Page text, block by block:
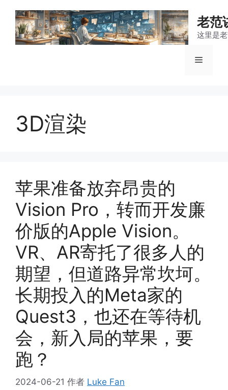
老范
这里是
菜
3D渲染
苹果准备放弃昂贵的
Vision Pro，转而开发廉
价版的Apple Vision。
VR、AR寄托了很多人的
期望，但道路异常坎坷。
长期投入的Meta家的
Quest3，也还在等待机
会，新入局的苹果，要
跑？
2024-06-21 作者 Luke Fan